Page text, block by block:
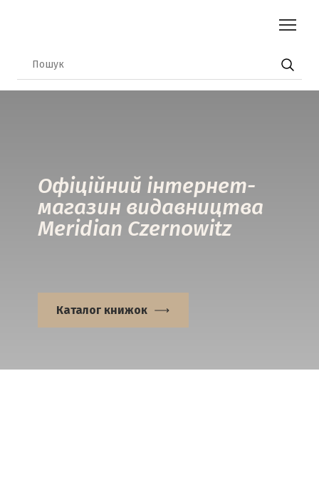
Офіційний інтернет-
магазин видавництва
Meridian Czernowitz
Каталог книжок